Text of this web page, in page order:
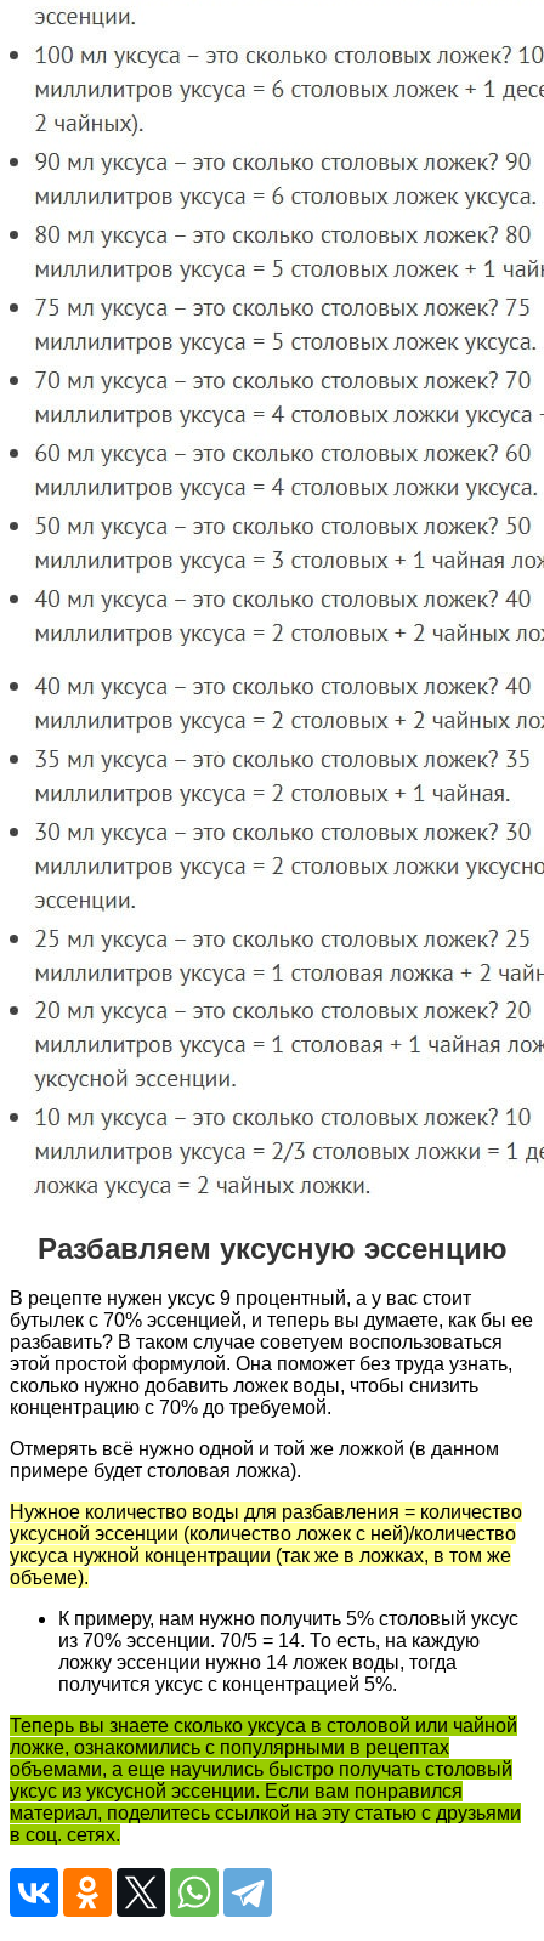
Разбавляем уксусную эссенцию
В рецепте нужен уксус 9 процентный, а у вас стоит
бутылек с 70% эссенцией, и теперь вы думаете, как бы ее
разбавить? В таком случае советуем воспользоваться
этой простой формулой. Она поможет без труда узнать,
сколько нужно добавить ложек воды, чтобы снизить
концентрацию с 70% до требуемой.
Отмерять всё нужно одной и той же ложкой (в данном
примере будет столовая ложка).
Нужное количество воды для разбавления = количество
уксусной эссенции (количество ложек c ней)/количество
уксуса нужной концентрации (так же в ложках, в том же
объеме).
К примеру, нам нужно получить 5% столовый уксус
из 70% эссенции. 70/5 = 14. То есть, на каждую
ложку эссенции нужно 14 ложек воды, тогда
получится уксус с концентрацией 5%.
Теперь вы знаете сколько уксуса в столовой или чайной
ложке, ознакомились с популярными в рецептах
объемами, а еще научились быстро получать столовый
уксус из уксусной эссенции. Если вам понравился
материал, поделитесь ссылкой на эту статью с друзьями
в соц. сетях.